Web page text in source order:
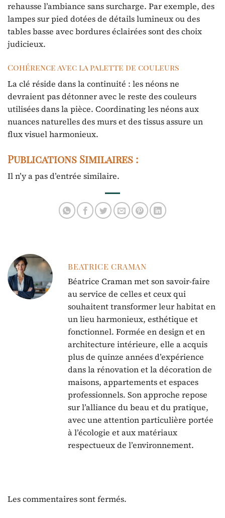
rehausse l’ambiance sans surcharge. Par exemple, des
lampes sur pied dotées de détails lumineux ou des
tables basse avec bordures éclairées sont des choix
judicieux.
Cohérence avec la palette de couleurs
La clé réside dans la continuité : les néons ne
devraient pas détonner avec le reste des couleurs
utilisées dans la pièce. Coordinating les néons aux
nuances naturelles des murs et des tissus assure un
flux visuel harmonieux.
Publications Similaires :
Il n’y a pas d’entrée similaire.
BEATRICE CRAMAN
Béatrice Craman met son savoir-faire
au service de celles et ceux qui
souhaitent transformer leur habitat en
un lieu harmonieux, esthétique et
fonctionnel. Formée en design et en
architecture intérieure, elle a acquis
plus de quinze années d’expérience
dans la rénovation et la décoration de
maisons, appartements et espaces
professionnels. Son approche repose
sur l’alliance du beau et du pratique,
avec une attention particulière portée
à l’écologie et aux matériaux
respectueux de l’environnement.
Les commentaires sont fermés.